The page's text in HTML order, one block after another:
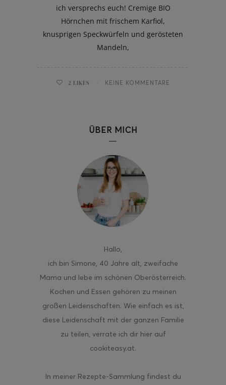
ich versprechs euch! Cremige BIO
Hörnchen mit frischem Karfiol,
knusprigen Speckwürfeln und gerösteten
Mandeln,
2 LIKES KEINE KOMMENTARE
ÜBER MICH
Hallo,
ich bin Simone, 40 Jahre alt, zweifache
Mama und lebe im schönen Oberösterreich.
Kochen und Essen gehören zu meinen
großen Leidenschaften. Wie einfach es ist,
diese Leidenschaft mit der ganzen Familie
zu teilen, verrate ich dir hier auf
cookiteasy.at.
In meiner Rezepte-Sammlung findest du